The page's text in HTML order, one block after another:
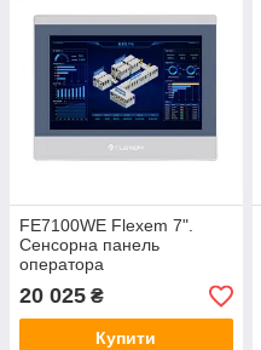
FE7100WE Flexem 7".
Сенсорна панель
оператора
20 025 ₴
Купити